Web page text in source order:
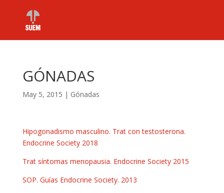
GÓNADAS
May 5, 2015 | Gónadas
Hipogonadismo masculino. Trat con testosterona.
Endocrine Society 2018
Trat síntomas menopausia. Endocrine Society 2015
SOP. Guías Endocrine Society. 2013